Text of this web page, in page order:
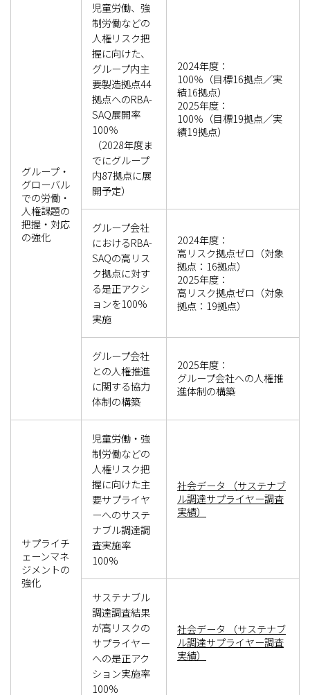
グループ・
グローバル
での労働・
人権課題の
把握・対応
の強化
児童労働、強
制労働などの
人権リスク把
握に向けた、
グループ内主
要製造拠点44
拠点へのRBA-
SAQ展開率
100％
（2028年度ま
でにグループ
内87拠点に展
開予定）
2024年度：
100％（目標16拠点／実
績16拠点）
2025年度：
100％（目標19拠点／実
績19拠点）
グループ会社
におけるRBA-
SAQの高リス
ク拠点に対す
る是正アクシ
ョンを100%
実施
2024年度：
高リスク拠点ゼロ（対象
拠点：16拠点）
2025年度：
高リスク拠点ゼロ（対象
拠点：19拠点）
グループ会社
との人権推進
に関する協力
体制の構築
2025年度：
グループ会社への人権推
進体制の構築
サプライチ
ェーンマネ
ジメントの
強化
児童労働・強
制労働などの
人権リスク把
握に向けた主
要サプライヤ
ーへのサステ
ナブル調達調
査実施率
100%
社会データ （サステナブ
ル調達サプライヤー調査
実績）
サステナブル
調達調査結果
が高リスクの
サプライヤー
への是正アク
ション実施率
100%
社会データ （サステナブ
ル調達サプライヤー調査
実績）